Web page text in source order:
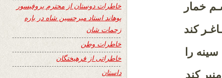
خمار
کند
را
کند
خاطرات دوستان از محترم پروفیسور
پوهاند استاد میرحسین شاه در باره
زحمات شان
خاطرات وطن
خاطراتی از فرهیختگان
داستان